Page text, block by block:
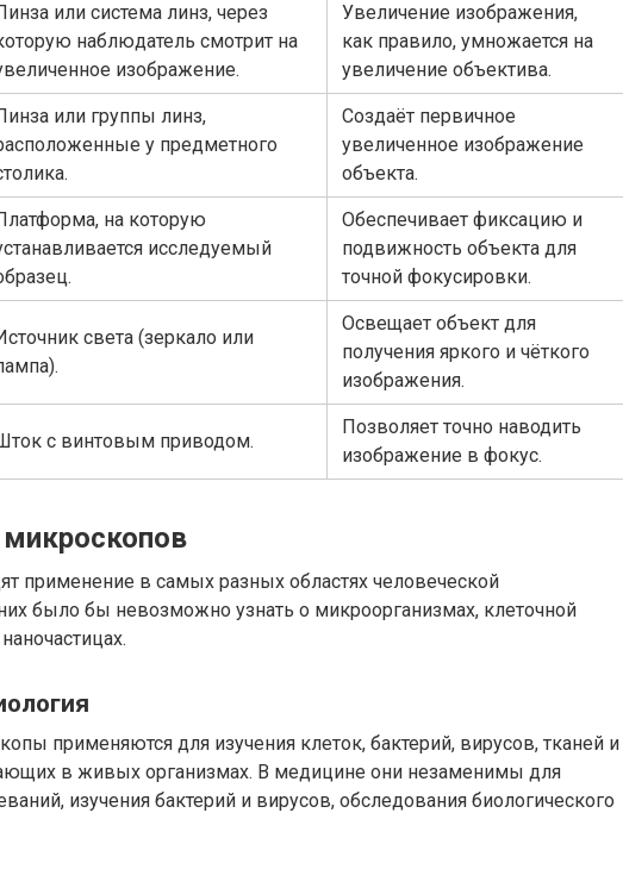
или система линз, через
наблюдатель смотрит на
изображение.
Увеличение изображения,
как правило, умножается на
увеличение объектива.
или группы линз,
у предметного
Создаёт первичное
увеличенное изображение
объекта.
на которую
исследуемый
Обеспечивает фиксацию и
подвижность объекта для
точной фокусировки.
света (зеркало или
Освещает объект для
получения яркого и чёткого
изображения.
с винтовым приводом.
Позволяет точно наводить
изображение в фокус.
применение в самых разных областях человеческой
было бы невозможно узнать о микроорганизмах, клеточной
применяются для изучения клеток, бактерий, вирусов, тканей и
в живых организмах. В медицине они незаменимы для
изучения бактерий и вирусов, обследования биологического